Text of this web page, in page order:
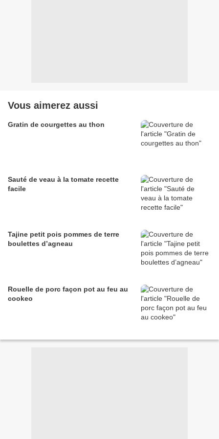
Vous aimerez aussi
Gratin de courgettes au thon
Sauté de veau à la tomate recette
facile
Tajine petit pois pommes de terre
boulettes d’agneau
Rouelle de porc façon pot au feu au
cookeo